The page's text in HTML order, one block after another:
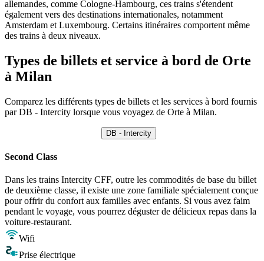
allemandes, comme Cologne-Hambourg, ces trains s'étendent
également vers des destinations internationales, notamment
Amsterdam et Luxembourg. Certains itinéraires comportent même
des trains à deux niveaux.
Types de billets et service à bord de Orte
à Milan
Comparez les différents types de billets et les services à bord fournis
par DB - Intercity lorsque vous voyagez de Orte à Milan.
DB - Intercity
Second Class
Dans les trains Intercity CFF, outre les commodités de base du billet
de deuxième classe, il existe une zone familiale spécialement conçue
pour offrir du confort aux familles avec enfants. Si vous avez faim
pendant le voyage, vous pourrez déguster de délicieux repas dans la
voiture-restaurant.
Wifi
Prise électrique